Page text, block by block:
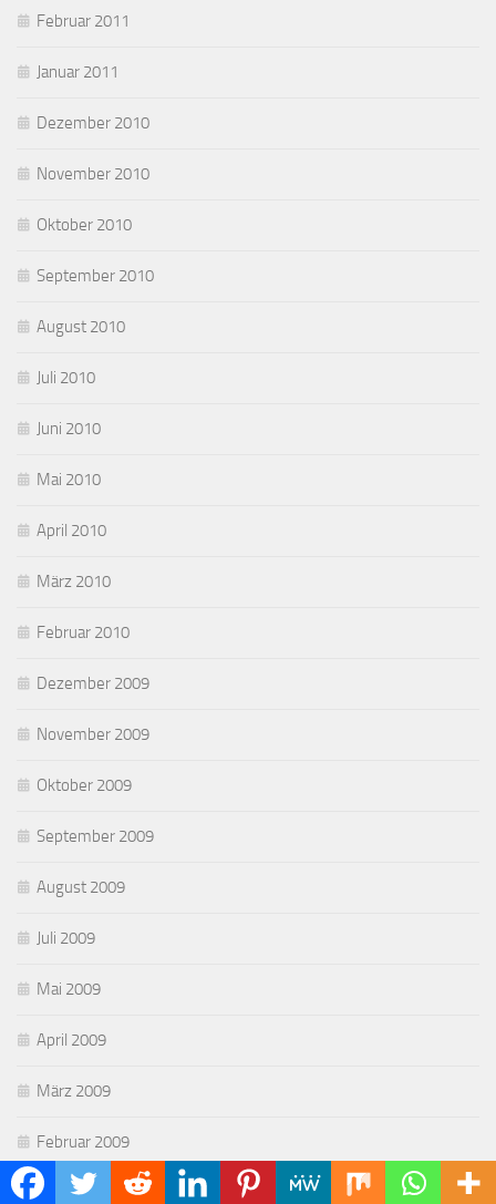
Februar 2011
Januar 2011
Dezember 2010
November 2010
Oktober 2010
September 2010
August 2010
Juli 2010
Juni 2010
Mai 2010
April 2010
März 2010
Februar 2010
Dezember 2009
November 2009
Oktober 2009
September 2009
August 2009
Juli 2009
Mai 2009
April 2009
März 2009
Februar 2009
Januar 2009